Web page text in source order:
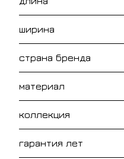
ширина
страна бренда
материал
коллекция
гарантия лет